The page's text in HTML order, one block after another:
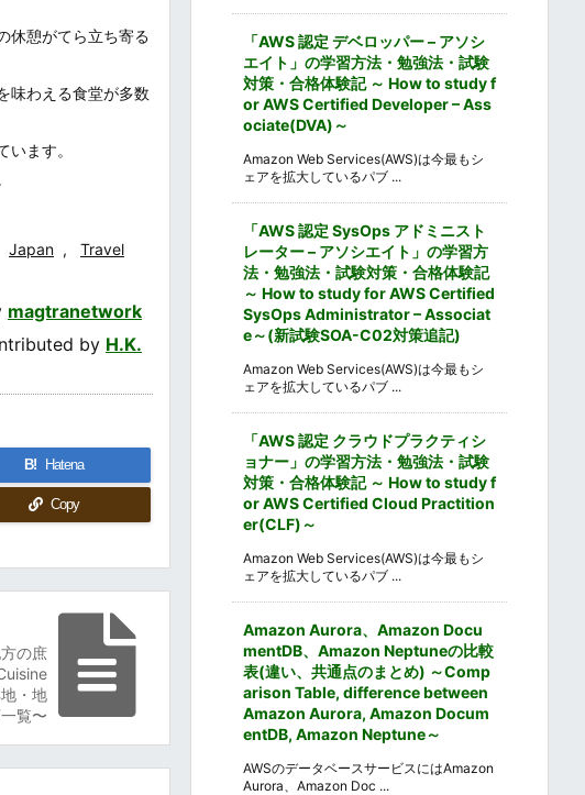
休憩がてら立ち寄る
味わえる食堂が多数
ます。
Japan , Travel
magtranetwork
by H.K.
B! Hatena
Copy
の庶
・地
覧〜
「AWS 認定 デベロッパー – アソシ
エイト」の学習方法・勉強法・試験
対策・合格体験記 ～ How to study f
or AWS Certified Developer – Ass
ociate(DVA)～
Amazon Web Services(AWS)は今最もシ
ェアを拡大しているパブ ...
「AWS 認定 SysOps アドミニスト
レーター – アソシエイト」の学習方
法・勉強法・試験対策・合格体験記
～ How to study for AWS Certified
SysOps Administrator – Associat
e～(新試験SOA-C02対策追記)
Amazon Web Services(AWS)は今最もシ
ェアを拡大しているパブ ...
「AWS 認定 クラウドプラクティシ
ョナー」の学習方法・勉強法・試験
対策・合格体験記 ～ How to study f
or AWS Certified Cloud Practition
er(CLF)～
Amazon Web Services(AWS)は今最もシ
ェアを拡大しているパブ ...
Amazon Aurora、Amazon Docu
mentDB、Amazon Neptuneの比較
表(違い、共通点のまとめ) ～Comp
arison Table, difference between
Amazon Aurora, Amazon Docum
entDB, Amazon Neptune～
AWSのデータベースサービスにはAmazon
Aurora、Amazon Doc ...